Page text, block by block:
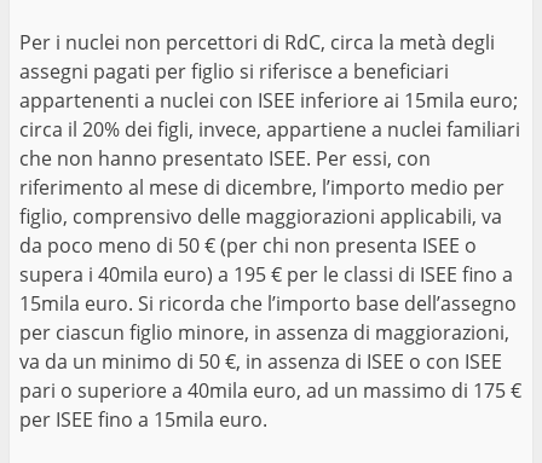
Per i nuclei non percettori di RdC, circa la metà degli
assegni pagati per figlio si riferisce a beneficiari
appartenenti a nuclei con ISEE inferiore ai 15mila euro;
circa il 20% dei figli, invece, appartiene a nuclei familiari
che non hanno presentato ISEE. Per essi, con
riferimento al mese di dicembre, l’importo medio per
figlio, comprensivo delle maggiorazioni applicabili, va
da poco meno di 50 € (per chi non presenta ISEE o
supera i 40mila euro) a 195 € per le classi di ISEE fino a
15mila euro. Si ricorda che l’importo base dell’assegno
per ciascun figlio minore, in assenza di maggiorazioni,
va da un minimo di 50 €, in assenza di ISEE o con ISEE
pari o superiore a 40mila euro, ad un massimo di 175 €
per ISEE fino a 15mila euro.